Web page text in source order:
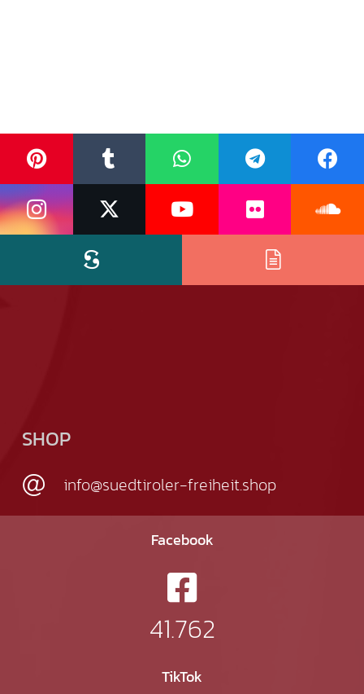
SHOP
info@suedtiroler-freiheit.shop
Facebook
41.762
TikTok